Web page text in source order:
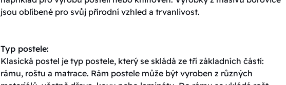
jsou oblíbené pro svůj přírodní vzhled a trvanlivost.
Typ postele:
Klasická postel je typ postele, který se skládá ze tří základních částí:
rámu, roštu a matrace. Rám postele může být vyroben z různých